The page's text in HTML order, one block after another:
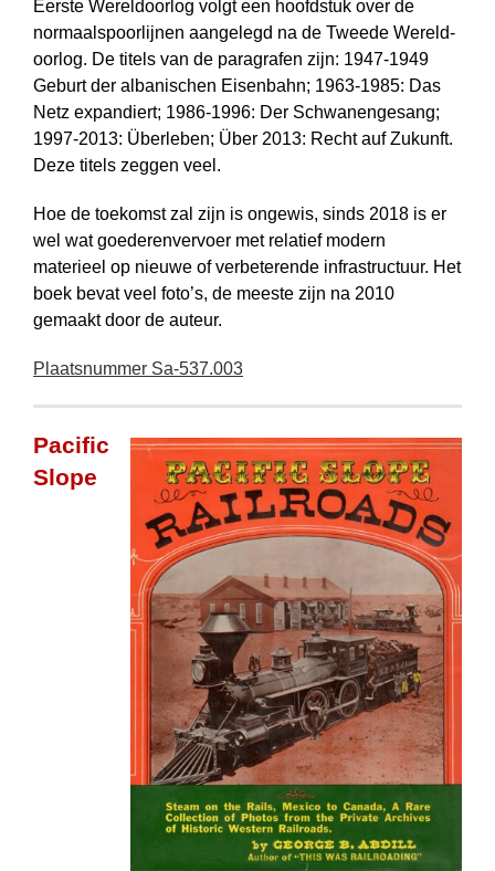
Eerste Wereldoorlog volgt een hoofdstuk over de
normaal­spoor­lijnen aangelegd na de Tweede Wereld­
oorlog. De titels van de paragrafen zijn: 1947-1949
Geburt der albanischen Eisenbahn; 1963-1985: Das
Netz expandiert; 1986-1996: Der Schwanen­gesang;
1997-2013: Überleben; Über 2013: Recht auf Zukunft.
Deze titels zeggen veel.
Hoe de toekomst zal zijn is ongewis, sinds 2018 is er
wel wat goederenvervoer met relatief modern
materieel op nieuwe of verbeterende infrastructuur. Het
boek bevat veel foto’s, de meeste zijn na 2010
gemaakt door de auteur.
Plaatsnummer Sa-537.003
Pacific
Slope